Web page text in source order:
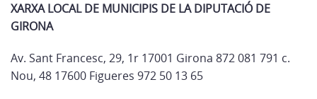
XARXA LOCAL DE MUNICIPIS DE LA DIPUTACIÓ DE
GIRONA
Av. Sant Francesc, 29, 1r 17001 Girona 872 081 791 c.
Nou, 48 17600 Figueres 972 50 13 65